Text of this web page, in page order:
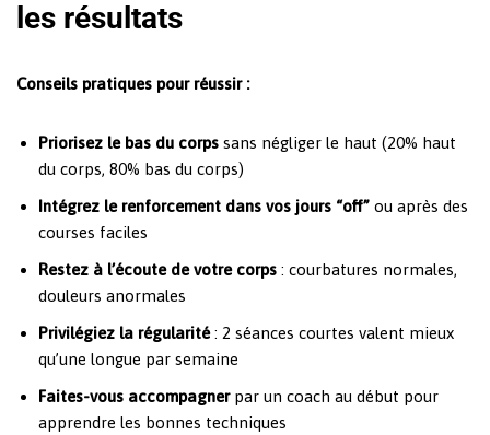
les résultats
Conseils pratiques pour réussir :
Priorisez le bas du corps sans négliger le haut (20% haut
du corps, 80% bas du corps)
Intégrez le renforcement dans vos jours “off” ou après des
courses faciles
Restez à l’écoute de votre corps : courbatures normales,
douleurs anormales
Privilégiez la régularité: 2 séances courtes valent mieux
qu’une longue par semaine
Faites-vous accompagnerpar un coach au début pour
apprendre les bonnes techniques